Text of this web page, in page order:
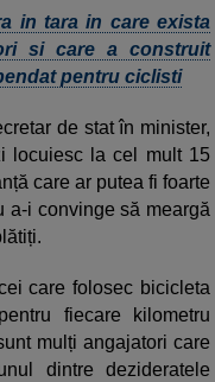
in tara in care exista
si care a construit
pentru ciclisti
de stat în minister,
locuiesc la cel mult 15
care ar putea fi foarte
a-i convinge să meargă
care folosec bicicleta
fiecare kilometru
mulți angajatori care
dintre dezideratele